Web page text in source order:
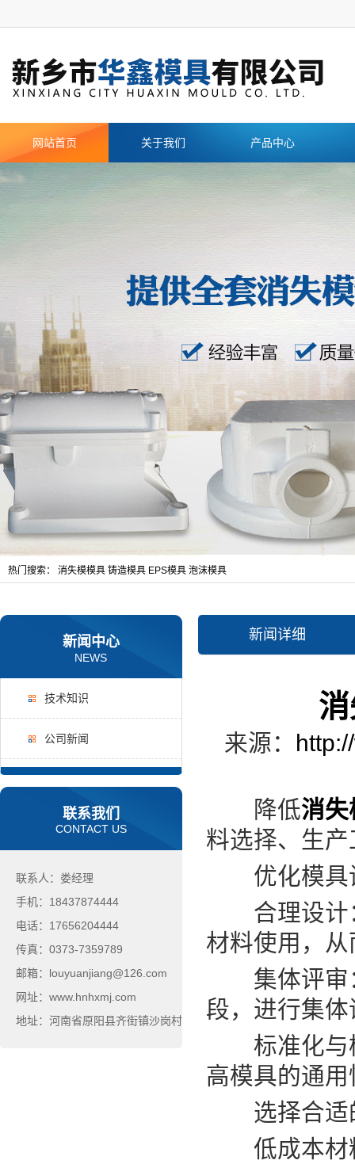
网站首页 关于我们 产品中心
热门搜索： 消失模模具 铸造模具 EPS模具 泡沫模具
新闻中心
NEWS
技术知识
公司新闻
联系我们
CONTACT US
联系人：娄经理
手机：18437874444
电话：17656204444
传真：0373-7359789
邮箱：louyuanjiang@126.com
网址：www.hnhxmj.com
地址：河南省原阳县齐街镇沙岗村
新闻详细
来源：
降低消失
料选择、生
优化模具
合理设计：
材料使用，
集体评审：
段，进行集
标准化与模
高模具的通
选择合适
低成本材料